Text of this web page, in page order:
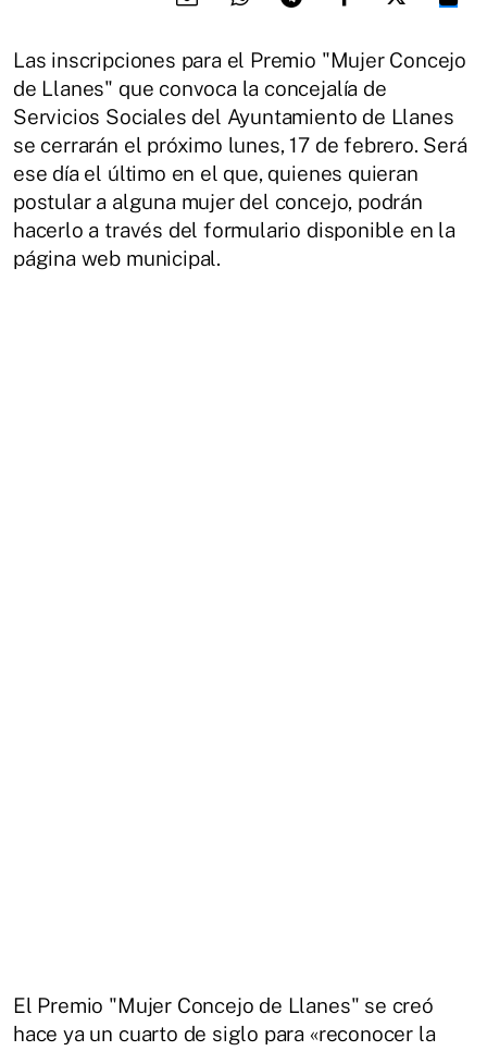
Las inscripciones para el Premio "Mujer Concejo
de Llanes" que convoca la concejalía de
Servicios Sociales del Ayuntamiento de Llanes
se cerrarán el próximo lunes, 17 de febrero. Será
ese día el último en el que, quienes quieran
postular a alguna mujer del concejo, podrán
hacerlo a través del formulario disponible en la
página web municipal.
El Premio "Mujer Concejo de Llanes" se creó
hace ya un cuarto de siglo para «reconocer la